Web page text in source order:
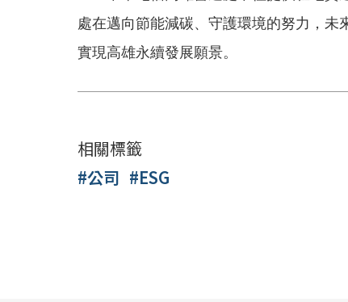
處在邁向節能減碳、守護環境的努力，未
實現高雄永續發展願景。
相關標籤
#公司 #ESG